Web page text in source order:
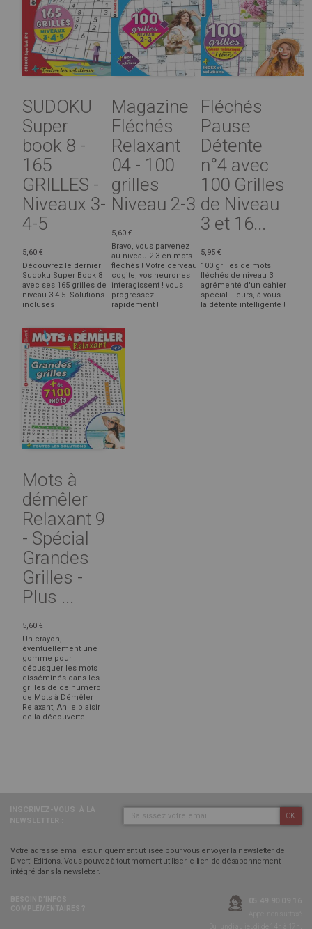
SUDOKU
Super
book 8 -
165
GRILLES -
Niveaux 3-
4-5
5,60 €
Découvrez le dernier
Sudoku Super Book 8
avec ses 165 grilles de
niveau 3-4-5. Solutions
incluses
Magazine
Fléchés
Relaxant
04 - 100
grilles
Niveau 2-3
5,60 €
Bravo, vous parvenez
au niveau 2-3 en mots
fléchés ! Votre cerveau
cogite, vos neurones
interagissent ! vous
progressez
rapidement !
Fléchés
Pause
Détente
n°4 avec
100 Grilles
de Niveau
3 et 16...
5,95 €
100 grilles de mots
fléchés de niveau 3
agrémenté d'un cahier
spécial Fleurs, à vous
la détente intelligente !
Mots à
démêler
Relaxant 9
- Spécial
Grandes
Grilles -
Plus ...
5,60 €
Un crayon,
éventuellement une
gomme pour
débusquer les mots
disséminés dans les
grilles de ce numéro
de Mots à Démêler
Relaxant, Ah le plaisir
de la découverte !
OK
Votre adresse email est uniquement utilisée pour vous envoyer la newsletter de
Diverti Editions. Vous pouvez à tout moment utiliser le lien de désabonnement
intégré dans la newsletter.